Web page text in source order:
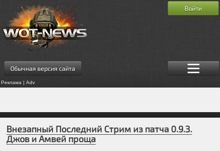
Обычная версия сайта
Реклама | Adv
Войти
Внезапный Последний Стрим из патча 0.9.3.
Джов и Амвей проща